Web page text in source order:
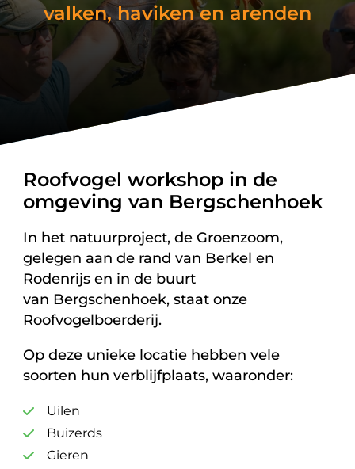
valken, haviken en arenden
Roofvogel workshop in de
omgeving van Bergschenhoek
In het natuurproject, de Groenzoom,
gelegen aan de rand van Berkel en
Rodenrijs en in de buurt
van Bergschenhoek, staat onze
Roofvogelboerderij.
Op deze unieke locatie hebben vele
soorten hun verblijfplaats, waaronder:
Uilen
Buizerds
Gieren